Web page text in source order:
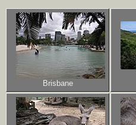
Brisbane